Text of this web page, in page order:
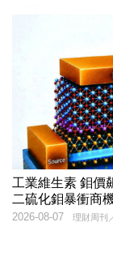
工業維生素 鉬價
二硫化鉬暴衝商
理財周刊
2026-08-07